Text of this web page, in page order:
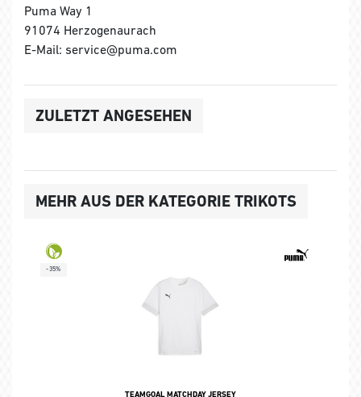
Puma Way 1
91074 Herzogenaurach
E-Mail: service@puma.com
ZULETZT ANGESEHEN
MEHR AUS DER KATEGORIE TRIKOTS
-35%
TEAMGOAL MATCHDAY JERSEY